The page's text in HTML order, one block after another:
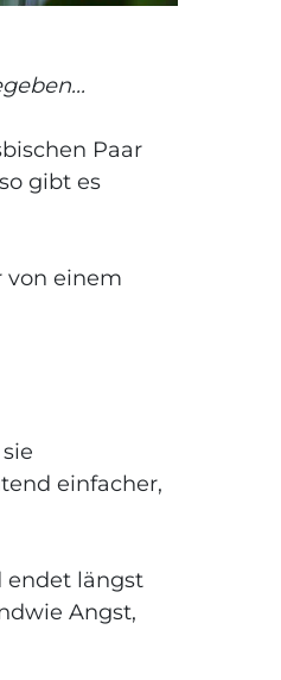
Paar
gibt es
von einem
einfacher,
endet längst
Angst,